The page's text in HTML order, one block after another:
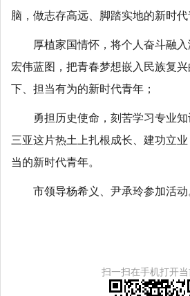
脑，做志存高远、脚踏实地的新时代
厚植家国情怀，将个人奋斗融
宏伟蓝图，把青春梦想嵌入民族复
下、担当有为的新时代青年；
勇担历史使命，刻苦学习专业
三亚这片热土上扎根成长、建功立
当的新时代青年。
市领导杨希义、尹承玲参加活动
扫一扫在手机打开